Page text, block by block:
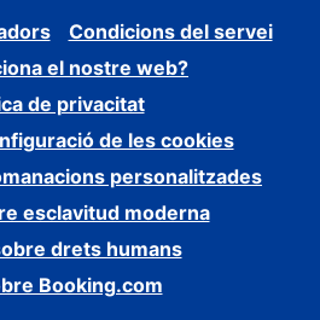
Condicions del servei
el nostre web?
de privacitat
de les cookies
personalitzades
esclavitud moderna
drets humans
Booking.com